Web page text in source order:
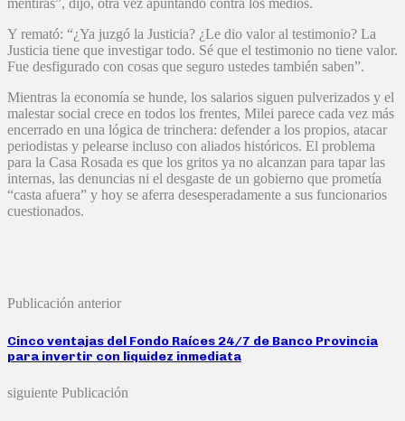
mentiras”, dijo, otra vez apuntando contra los medios.
Y remató: “¿Ya juzgó la Justicia? ¿Le dio valor al testimonio? La
Justicia tiene que investigar todo. Sé que el testimonio no tiene valor.
Fue desfigurado con cosas que seguro ustedes también saben”.
Mientras la economía se hunde, los salarios siguen pulverizados y el
malestar social crece en todos los frentes, Milei parece cada vez más
encerrado en una lógica de trinchera: defender a los propios, atacar
periodistas y pelearse incluso con aliados históricos. El problema
para la Casa Rosada es que los gritos ya no alcanzan para tapar las
internas, las denuncias ni el desgaste de un gobierno que prometía
“casta afuera” y hoy se aferra desesperadamente a sus funcionarios
cuestionados.
Publicación anterior
Cinco ventajas del Fondo Raíces 24/7 de Banco Provincia
para invertir con liquidez inmediata
siguiente Publicación